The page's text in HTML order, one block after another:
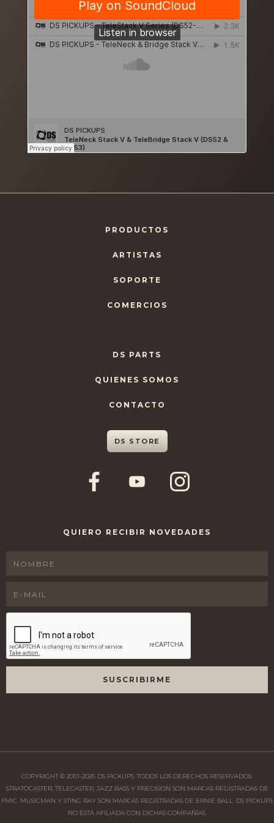
PRODUCTOS
ARTISTAS
SOPORTE
COMERCIOS
DS PARTS
QUIENES SOMOS
CONTACTO
DS STORE
QUIERO RECIBIR NOVEDADES
COPYRIGHT © 2001-2026 DS PICKUPS. TODOS LOS DERECHOS RESERVADOS.
STRATOCASTER, TELECASTER, JAZZ BASS Y PRECISION SON MARCAS REGISTRADAS DE
FMIC. MUSICMAN Y STING RAY SON MARCAS REGISTRADAS DE ERNIE BALL. DS PICKUPS
NO ESTÁ AFILIADA CON DICHAS COMPAÑÍAS.